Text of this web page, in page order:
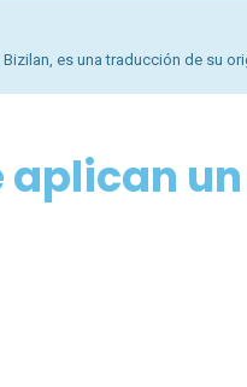
es una traducción de su
aplican